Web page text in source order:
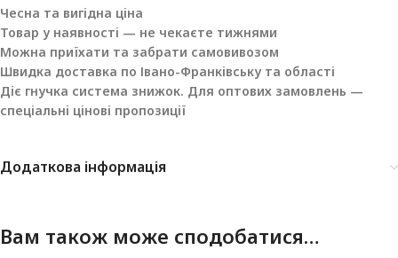
Чесна та вигідна ціна
Товар у наявності — не чекаєте тижнями
Можна приїхати та забрати самовивозом
Швидка доставка по Івано-Франківську та області
Діє гнучка система знижок. Для оптових замовлень —
спеціальні цінові пропозиції
Додаткова інформація
Вам також може сподобатися…